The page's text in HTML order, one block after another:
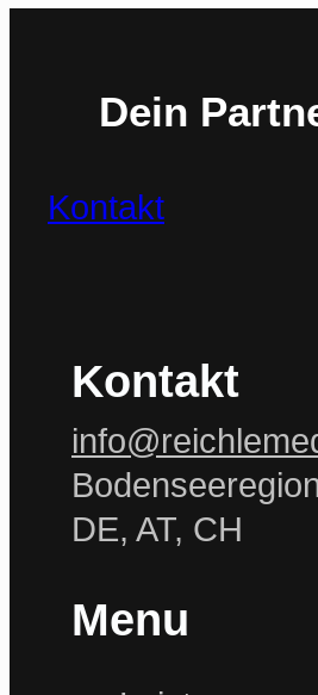
Dein
Kontakt
Kontakt
DE, AT, CH
Menu